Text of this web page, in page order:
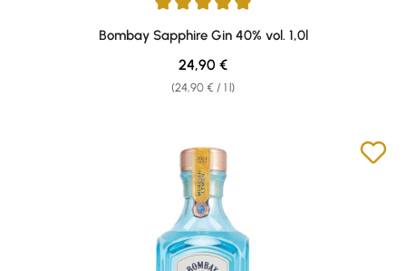
Average rating of 4.94 out of 5 stars
Bombay Sapphire Gin 40% vol. 1,0l
(24,90 € / 1 l)
Regular price:
24,90 €